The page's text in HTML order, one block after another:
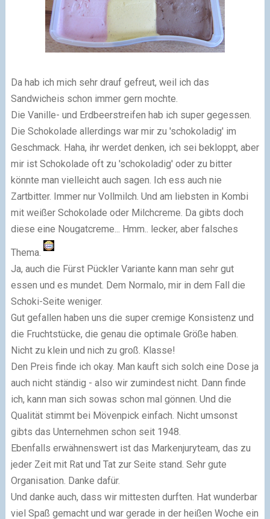
Da hab ich mich sehr drauf gefreut, weil ich das
Sandwicheis schon immer gern mochte.
Die Vanille- und Erdbeerstreifen hab ich super gegessen.
Die Schokolade allerdings war mir zu 'schokoladig' im
Geschmack. Haha, ihr werdet denken, ich sei bekloppt, aber
mir ist Schokolade oft zu 'schokoladig' oder zu bitter
könnte man vielleicht auch sagen. Ich ess auch nie
Zartbitter. Immer nur Vollmilch. Und am liebsten in Kombi
mit weißer Schokolade oder Milchcreme. Da gibts doch
diese eine Nougatcreme... Hmm.. lecker, aber falsches
Thema.
Ja, auch die Fürst Pückler Variante kann man sehr gut
essen und es mundet. Dem Normalo, mir in dem Fall die
Schoki-Seite weniger.
Gut gefallen haben uns die super cremige Konsistenz und
die Fruchtstücke, die genau die optimale Größe haben.
Nicht zu klein und nich zu groß. Klasse!
Den Preis finde ich okay. Man kauft sich solch eine Dose ja
auch nicht ständig - also wir zumindest nicht. Dann finde
ich, kann man sich sowas schon mal gönnen. Und die
Qualität stimmt bei Mövenpick einfach. Nicht umsonst
gibts das Unternehmen schon seit 1948.
Ebenfalls erwähnenswert ist das Markenjuryteam, das zu
jeder Zeit mit Rat und Tat zur Seite stand. Sehr gute
Organisation. Danke dafür.
Und danke auch, dass wir mittesten durften. Hat wunderbar
viel Spaß gemacht und war gerade in der heißen Woche ein